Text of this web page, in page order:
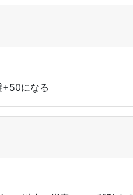
+50になる